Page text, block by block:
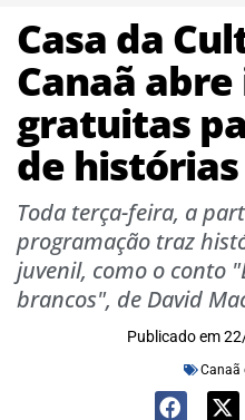
Casa da
Canaã
gratuitas
de histórias
Toda terça-feira, a
programação traz
juvenil, como o conto
brancos", de David
Publicado em
Canaã